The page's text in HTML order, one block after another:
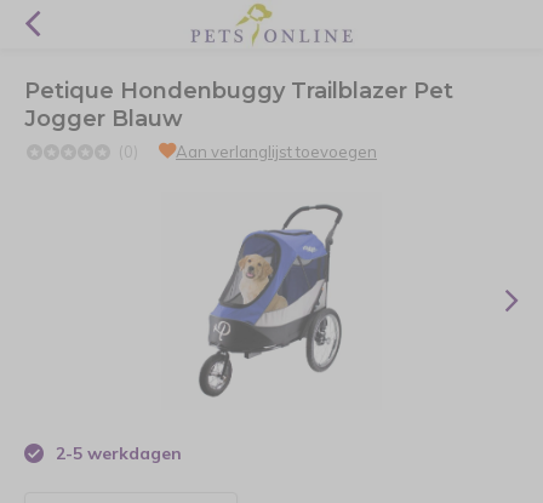
Petique Hondenbuggy Trailblazer Pet
Jogger Blauw
(0) Aan verlanglijst toevoegen
2-5 werkdagen